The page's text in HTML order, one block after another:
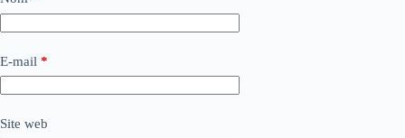
E-mail *
Site web